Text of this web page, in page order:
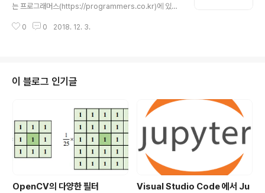
\d+로 표현할 수 있으므로 이를 조합하면 전화번호를 다음
ex에 \d+-?\d+-?\d+를 입력해서 실행해 보세요.
는 프로그래머스(https://programmers.co.kr)에 있
그래서 [가-힣]은 모든 한글을 선택하게 됩니다. 단 ㄱㄴㄷ
로 둘러쌓인 부분에 원하는 정규표현식을 적습니다.rege
x = r'[가-힣]+'search_target = '''Luke Skywarker
02-123-4567 luke@daum.net다스베이더 070-99
99-9999 darth_vader@gmail.comprincess leia
010..
0 0 2018. 12. 3.
이 블로그 인기글
OpenCV의 다양한 필터
Visual Studio Code 에서 Ju